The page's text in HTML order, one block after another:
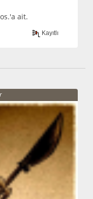
ait.
Kayıtlı